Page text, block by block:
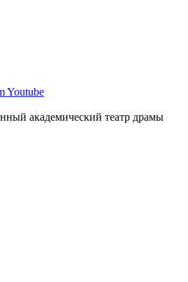
Youtube
академический театр драмы